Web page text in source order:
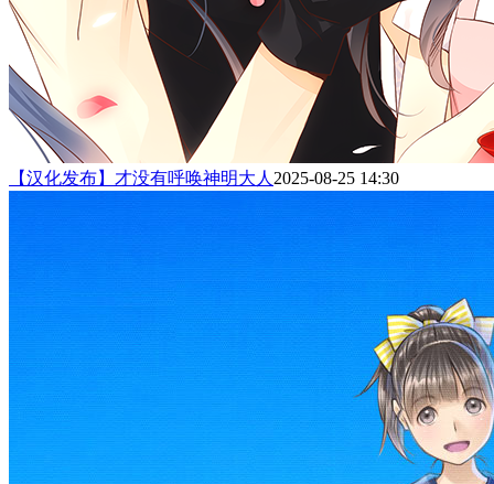
【汉化发布】才没有呼唤神明大人 2025-08-25 14:30